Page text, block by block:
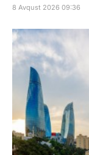
8 Avqust 2026 09:36